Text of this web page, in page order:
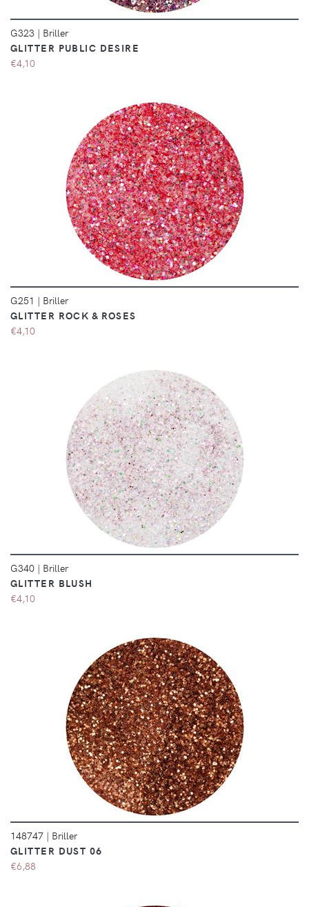
G323 | Briller
GLITTER PUBLIC DESIRE
€4,10
DÉTAILS
G251 | Briller
GLITTER ROCK & ROSES
€4,10
DÉTAILS
G340 | Briller
GLITTER BLUSH
€4,10
DÉTAILS
148747 | Briller
GLITTER DUST 06
€6,88